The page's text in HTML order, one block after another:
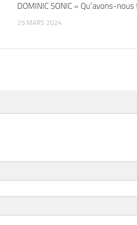
DOMINIC SONIC « Qu’avons-
29 MARS 2024